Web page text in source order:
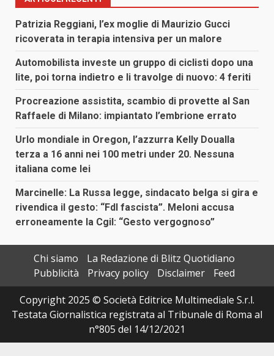
Patrizia Reggiani, l’ex moglie di Maurizio Gucci
ricoverata in terapia intensiva per un malore
Automobilista investe un gruppo di ciclisti dopo una
lite, poi torna indietro e li travolge di nuovo: 4 feriti
Procreazione assistita, scambio di provette al San
Raffaele di Milano: impiantato l’embrione errato
Urlo mondiale in Oregon, l’azzurra Kelly Doualla
terza a 16 anni nei 100 metri under 20. Nessuna
italiana come lei
Marcinelle: La Russa legge, sindacato belga si gira e
rivendica il gesto: “FdI fascista”. Meloni accusa
erroneamente la Cgil: “Gesto vergognoso”
Chi siamo
La Redazione di Blitz Quotidiano
Pubblicità
Privacy policy Disclaimer
Feed
Copyright 2025 © Società Editrice Multimediale S.r.l.
Testata Giornalistica registrata al Tribunale di Roma al
n°805 del 14/12/2021